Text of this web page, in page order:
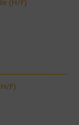
F)